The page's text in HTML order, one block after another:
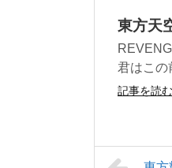
東方天
君はこの
記事を読む